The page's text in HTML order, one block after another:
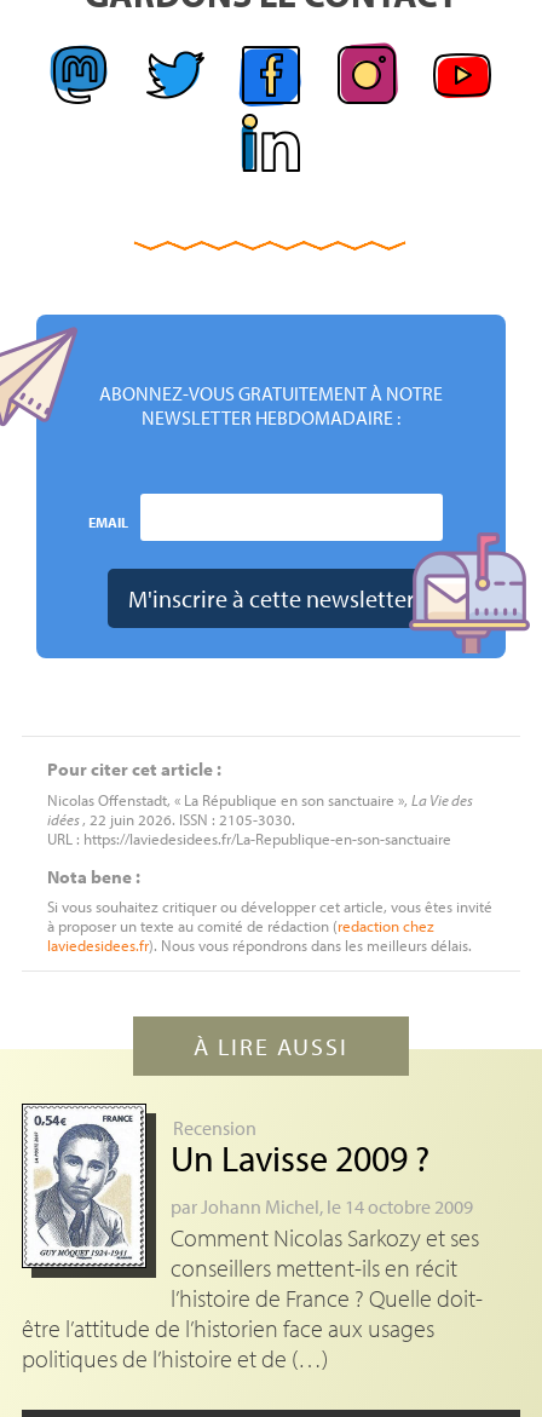
ABONNEZ-VOUS GRATUITEMENT À NOTRE
NEWSLETTER HEBDOMADAIRE :
EMAIL
Pour citer cet article :
Nicolas Offenstadt, « La République en son sanctuaire », La Vie des
idées, 22 juin 2026. ISSN : 2105-3030.
URL : https://laviedesidees.fr/La-Republique-en-son-sanctuaire
Nota bene :
Si vous souhaitez critiquer ou développer cet article, vous êtes invité
à proposer un texte au comité de rédaction (redactionchez
laviedesidees.fr). Nous vous répondrons dans les meilleurs délais.
À LIRE AUSSI
Recension
Un Lavisse 2009?
parJohann Michel, le 14 octobre 2009
Comment Nicolas Sarkozy et ses
conseillers mettent-ils en récit
l’histoire de France ? Quelle doit-
être l’attitude de l’historien face aux usages
politiques de l’histoire et de (…)